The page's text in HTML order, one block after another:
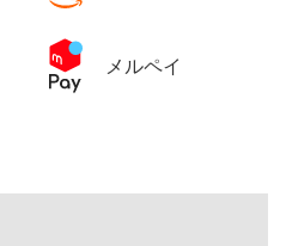
メルペイ